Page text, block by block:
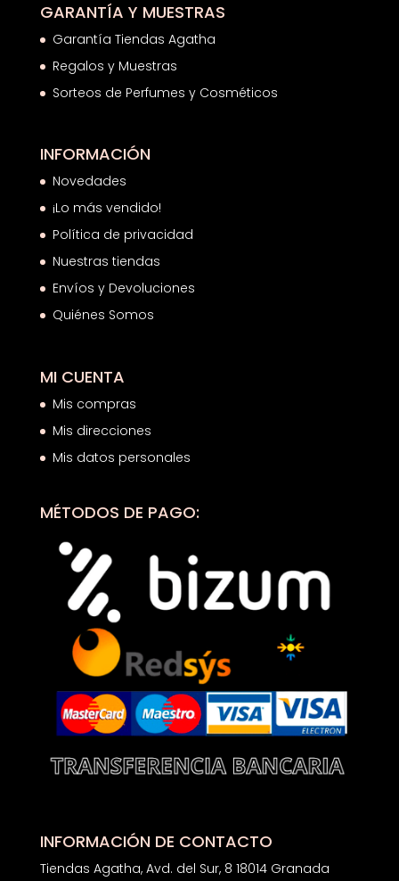
GARANTÍA Y MUESTRAS
Garantía Tiendas Agatha
Regalos y Muestras
Sorteos de Perfumes y Cosméticos
INFORMACIÓN
Novedades
¡Lo más vendido!
Política de privacidad
Nuestras tiendas
Envíos y Devoluciones
Quiénes Somos
MI CUENTA
Mis compras
Mis direcciones
Mis datos personales
MÉTODOS DE PAGO:
INFORMACIÓN DE CONTACTO
Tiendas Agatha, Avd. del Sur, 8 18014 Granada